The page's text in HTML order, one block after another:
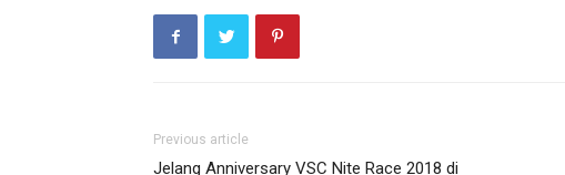
Previous article
Jelang Anniversary VSC Nite Race 2018 di